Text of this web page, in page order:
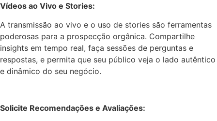
Vídeos ao Vivo e Stories:
A transmissão ao vivo e o uso de stories são ferramentas
poderosas para a prospecção orgânica. Compartilhe
insights em tempo real, faça sessões de perguntas e
respostas, e permita que seu público veja o lado autêntico
e dinâmico do seu negócio.
Solicite Recomendações e Avaliações: